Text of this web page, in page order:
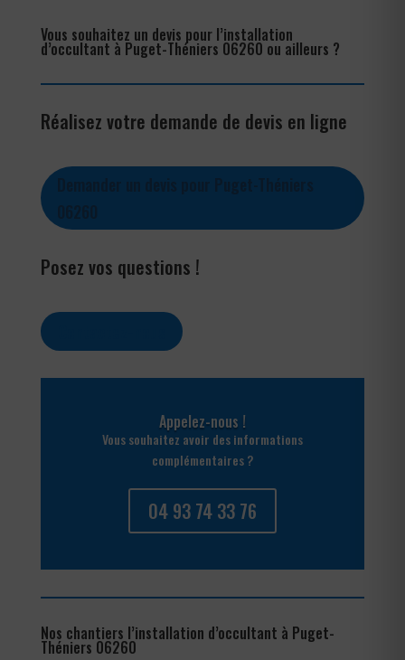
Vous souhaitez un devis pour l’installation
d’occultant à Puget-Théniers 06260 ou ailleurs ?
Réalisez votre demande de devis en ligne
Posez vos questions !
Appelez-nous !
Vous souhaitez avoir des informations
complémentaires ?
04 93 74 33 76
Nos chantiers l’installation d’occultant à Puget-
Théniers 06260